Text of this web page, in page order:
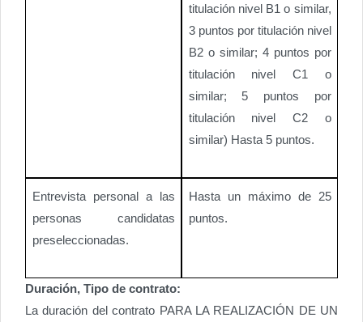
titulación nivel B1 o similar,
3 puntos por titulación nivel
B2 o similar; 4 puntos por
titulación nivel C1 o
similar; 5 puntos por
titulación nivel C2 o
similar) Hasta 5 puntos.
Entrevista personal a las
personas candidatas
preseleccionadas.
Hasta un máximo de 25
puntos.
Duración, Tipo de contrato:
La duración del contrato PARA LA REALIZACIÓN DE UN